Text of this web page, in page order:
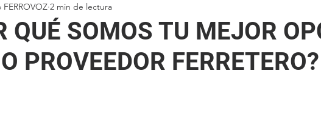
QUÉ SOMOS TU MEJOR
PROVEEDOR FERRETERO?
2 min de lectura